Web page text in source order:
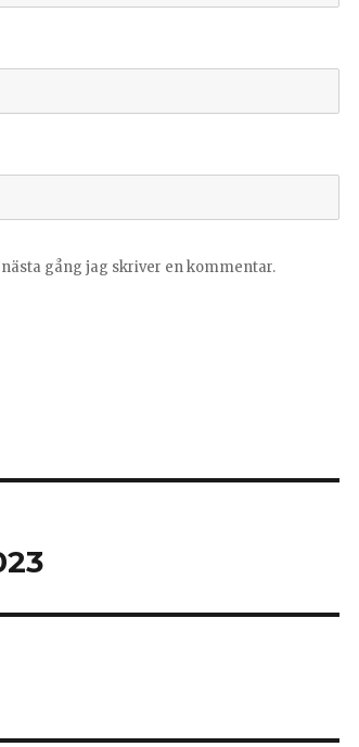
gång jag skriver en kommentar.